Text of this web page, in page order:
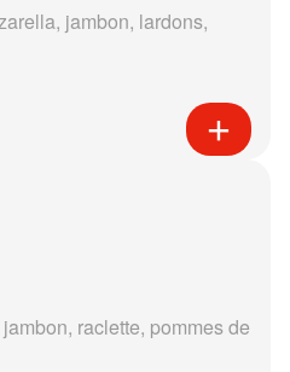
jambon, lardons,
raclette, pommes de